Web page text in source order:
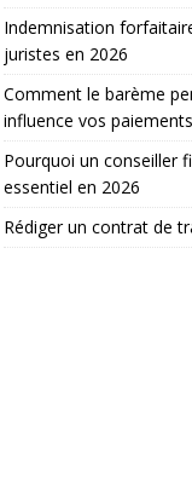
Indemnisation
juristes en 2026
Comment le barème
influence vos paiements
Pourquoi un conseiller
essentiel en 2026
Rédiger un contrat de